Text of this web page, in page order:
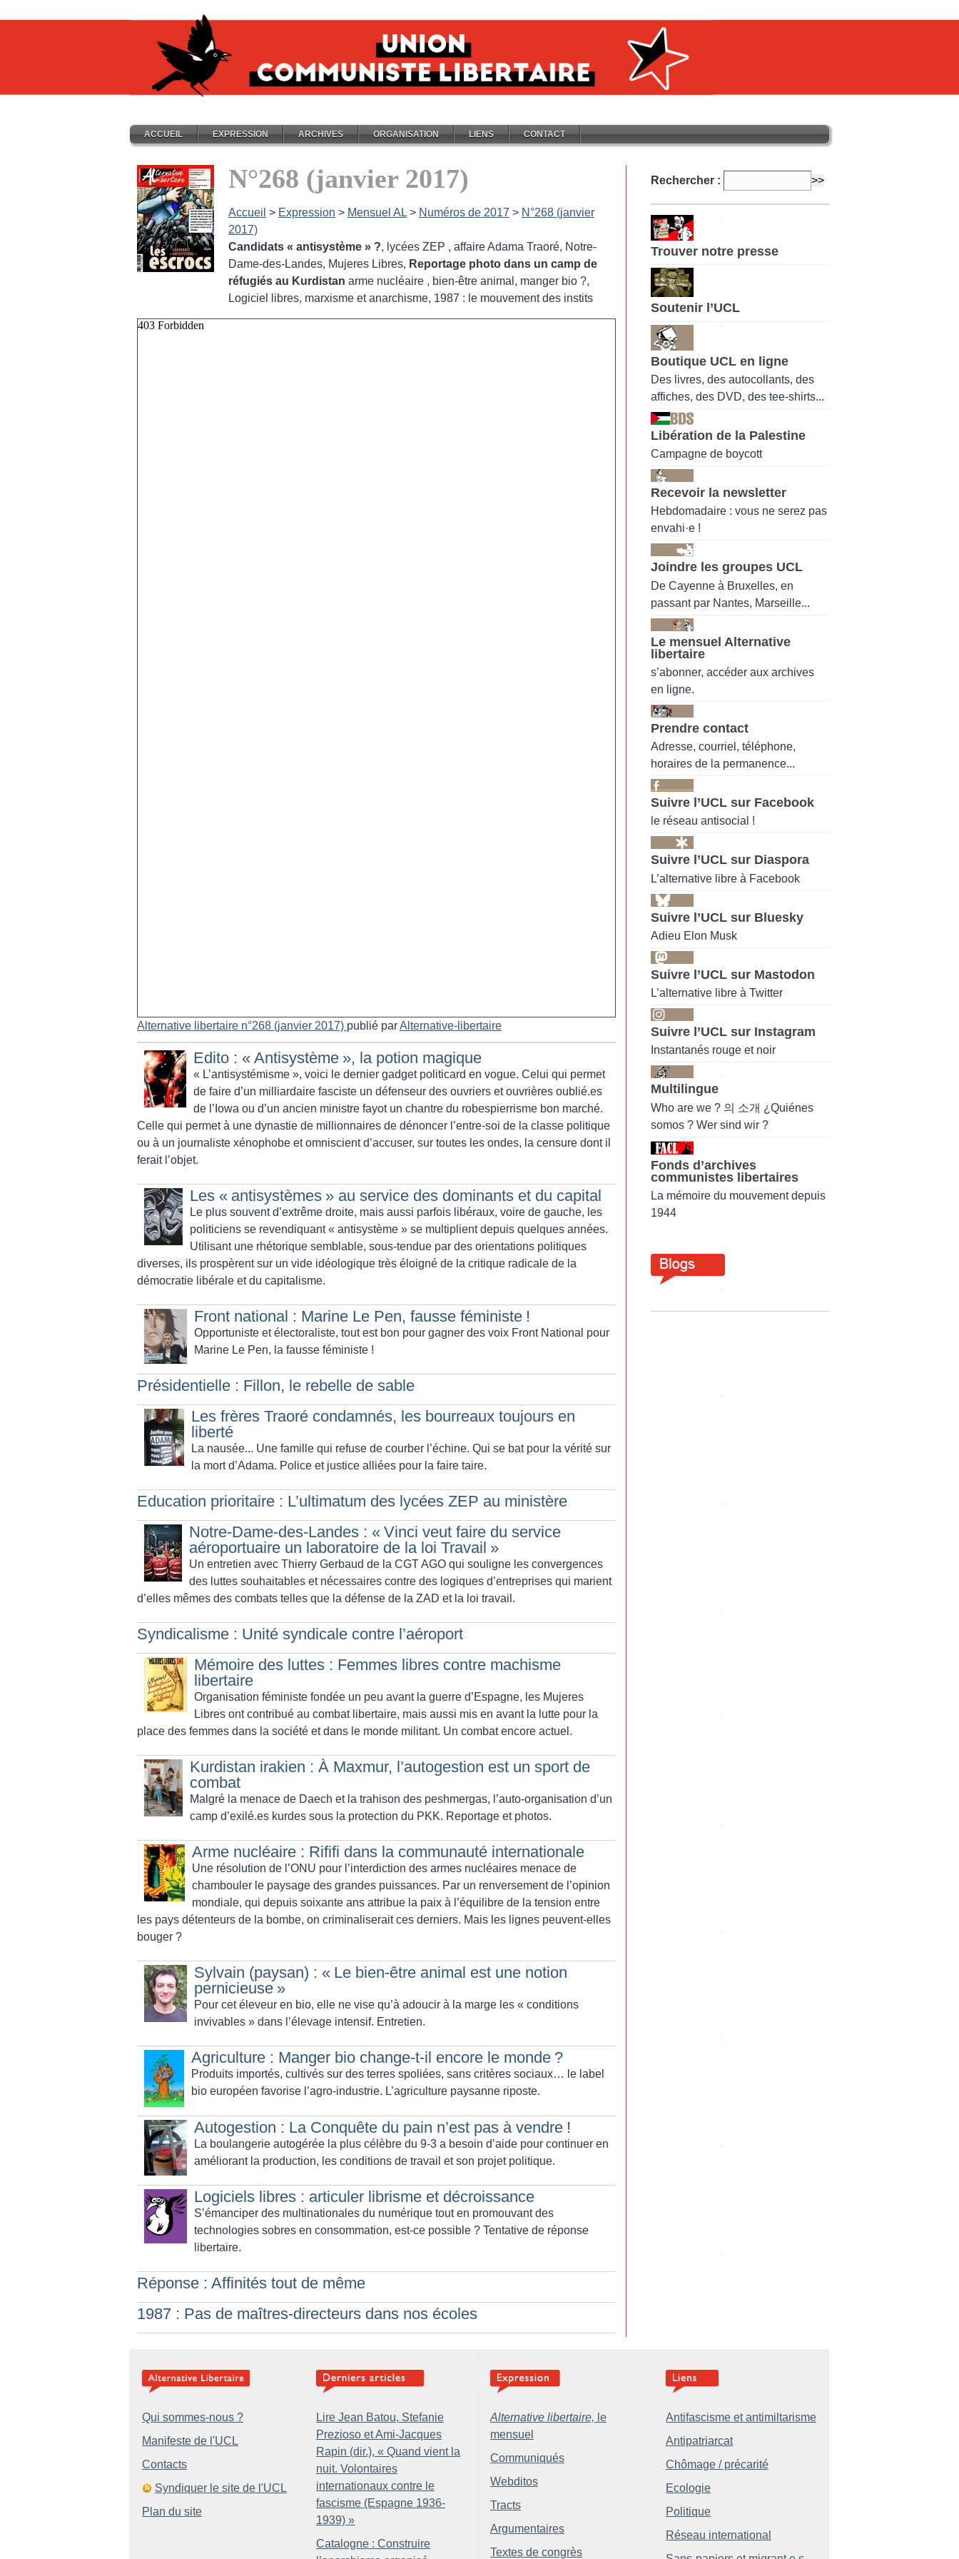
ACCUEIL EXPRESSION ARCHIVES ORGANISATION LIENS CONTACT
N°268 (janvier 2017)
Accueil > Expression > Mensuel AL > Numéros de 2017 > N°268 (janvier
2017)
Candidats « antisystème » ?, lycées ZEP , affaire Adama Traoré, Notre-
Dame-des-Landes, Mujeres Libres, Reportage photo dans un camp de
réfugiés au Kurdistan arme nucléaire , bien-être animal, manger bio ?,
Logiciel libres, marxisme et anarchisme, 1987 : le mouvement des instits
Alternative libertaire n°268 (janvier 2017) publié parAlternative-libertaire
Edito : « Antisystème », la potion magique
« L’antisystémisme », voici le dernier gadget politicard en vogue. Celui qui permet
de faire d’un milliardaire fasciste un défenseur des ouvriers et ouvrières oublié.es
de l’Iowa ou d’un ancien ministre fayot un chantre du robespierrisme bon marché.
Celle qui permet à une dynastie de millionnaires de dénoncer l’entre-soi de la classe politique
ou à un journaliste xénophobe et omniscient d’accuser, sur toutes les ondes, la censure dont il
ferait l’objet.
Les « antisystèmes » au service des dominants et du capital
Le plus souvent d’extrême droite, mais aussi parfois libéraux, voire de gauche, les
politiciens se revendiquant « antisystème » se multiplient depuis quelques années.
Utilisant une rhétorique semblable, sous-tendue par des orientations politiques
diverses, ils prospèrent sur un vide idéologique très éloigné de la critique radicale de la
démocratie libérale et du capitalisme.
Front national : Marine Le Pen, fausse féministe !
Opportuniste et électoraliste, tout est bon pour gagner des voix Front National pour
Marine Le Pen, la fausse féministe !
Présidentielle : Fillon, le rebelle de sable
Les frères Traoré condamnés, les bourreaux toujours en
liberté
La nausée... Une famille qui refuse de courber l’échine. Qui se bat pour la vérité sur
la mort d’Adama. Police et justice alliées pour la faire taire.
Education prioritaire : L’ultimatum des lycées ZEP au ministère
Notre-Dame-des-Landes : « Vinci veut faire du service
aéroportuaire un laboratoire de la loi Travail »
Un entretien avec Thierry Gerbaud de la CGT AGO qui souligne les convergences
des luttes souhaitables et nécessaires contre des logiques d’entreprises qui marient
d’elles mêmes des combats telles que la défense de la ZAD et la loi travail.
Syndicalisme : Unité syndicale contre l’aéroport
Mémoire des luttes : Femmes libres contre machisme
libertaire
Organisation féministe fondée un peu avant la guerre d’Espagne, les Mujeres
Libres ont contribué au combat libertaire, mais aussi mis en avant la lutte pour la
place des femmes dans la société et dans le monde militant. Un combat encore actuel.
Kurdistan irakien : À Maxmur, l’autogestion est un sport de
combat
Malgré la menace de Daech et la trahison des peshmergas, l’auto-organisation d’un
camp d’exilé.es kurdes sous la protection du PKK. Reportage et photos.
Arme nucléaire : Rififi dans la communauté internationale
Une résolution de l’ONU pour l’interdiction des armes nucléaires menace de
chambouler le paysage des grandes puissances. Par un renversement de l’opinion
mondiale, qui depuis soixante ans attribue la paix à l’équilibre de la tension entre
les pays détenteurs de la bombe, on criminaliserait ces derniers. Mais les lignes peuvent-elles
bouger ?
Sylvain (paysan) : « Le bien-être animal est une notion
pernicieuse »
Pour cet éleveur en bio, elle ne vise qu’à adoucir à la marge les « conditions
invivables » dans l’élevage intensif. Entretien.
Agriculture : Manger bio change-t-il encore le monde ?
Produits importés, cultivés sur des terres spoliées, sans critères sociaux… le label
bio européen favorise l’agro-industrie. L’agriculture paysanne riposte.
Autogestion : La Conquête du pain n’est pas à vendre !
La boulangerie autogérée la plus célèbre du 9-3 a besoin d’aide pour continuer en
améliorant la production, les conditions de travail et son projet politique.
Logiciels libres : articuler librisme et décroissance
S’émanciper des multinationales du numérique tout en promouvant des
technologies sobres en consommation, est-ce possible ? Tentative de réponse
libertaire.
Réponse : Affinités tout de même
1987 : Pas de maîtres-directeurs dans nos écoles
Rechercher :
Trouver notre presse
Soutenir l’UCL
Boutique UCL en ligne
Des livres, des autocollants, des
affiches, des DVD, des tee-shirts...
Libération de la Palestine
Campagne de boycott
Recevoir la newsletter
Hebdomadaire : vous ne serez pas
envahi·e !
Joindre les groupes UCL
De Cayenne à Bruxelles, en
passant par Nantes, Marseille...
Le mensuel Alternative
libertaire
s’abonner, accéder aux archives
en ligne.
Prendre contact
Adresse, courriel, téléphone,
horaires de la permanence...
Suivre l’UCL sur Facebook
le réseau antisocial !
Suivre l’UCL sur Diaspora
L’alternative libre à Facebook
Suivre l’UCL sur Bluesky
Adieu Elon Musk
Suivre l’UCL sur Mastodon
L’alternative libre à Twitter
Suivre l’UCL sur Instagram
Instantanés rouge et noir
Multilingue
Who are we ? 의 소개 ¿Quiénes
somos ? Wer sind wir ?
Fonds d’archives
communistes libertaires
La mémoire du mouvement depuis
1944
Qui sommes-nous ?
Manifeste de l'UCL
Contacts
Syndiquer le site de l'UCL
Plan du site
Lire Jean Batou, Stefanie
Prezioso et Ami-Jacques
Rapin (dir.), « Quand vient la
nuit. Volontaires
internationaux contre le
fascisme (Espagne 1936-
1939) »
Catalogne : Construire
Alternative libertaire, le
mensuel
Communiqués
Webditos
Tracts
Argumentaires
Textes de congrès
Antifascisme et antimiltarisme
Antipatriarcat
Chômage / précarité
Ecologie
Politique
Réseau international